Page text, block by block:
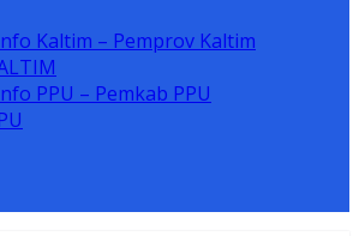
Kaltim – Pemprov Kaltim
PPU – Pemkab PPU